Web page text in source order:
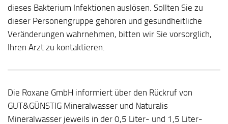
dieses Bakterium Infektionen auslösen. Sollten Sie zu
dieser Personengruppe gehören und gesundheitliche
Veränderungen wahrnehmen, bitten wir Sie vorsorglich,
Ihren Arzt zu kontaktieren.
Die Roxane GmbH informiert über den Rückruf von
GUT&GÜNSTIG Mineralwasser und Naturalis
Mineralwasser jeweils in der 0,5 Liter- und 1,5 Liter-